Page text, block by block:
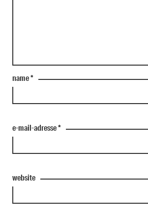
name*
e-mail-adresse*
website